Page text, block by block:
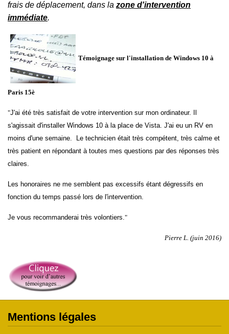
frais de déplacement, dans la zone d'intervention
immédiate.
Témoignage sur l'installation de Windows 10 à
Paris 15è
"J'ai été très satisfait de votre intervention sur mon ordinateur. Il
s'agissait d'installer Windows 10 à la place de Vista. J'ai eu un RV en
moins d'une semaine. Le technicien était très compétent, très calme et
très patient en répondant à toutes mes questions par des réponses très
claires.
Les honoraires ne me semblent pas excessifs étant dégressifs en
fonction du temps passé lors de l'intervention.
Je vous recommanderai très volontiers."
Pierre L. (juin 2016)
Mentions légales